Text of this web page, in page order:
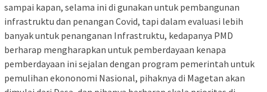
sampai kapan, selama ini di gunakan untuk pembangunan
infrastruktu dan penangan Covid, tapi dalam evaluasi lebih
banyak untuk penanganan Infrastruktu, kedapanya PMD
berharap mengharapkan untuk pemberdayaan kenapa
pemberdayaan ini sejalan dengan program pemerintah untuk
pemulihan ekononomi Nasional, pihaknya di Magetan akan